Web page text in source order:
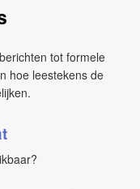
tot formele
hoe leestekens de